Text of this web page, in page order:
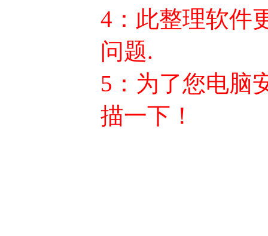
4：此整理软件
问题.
5：为了您电脑
描一下！